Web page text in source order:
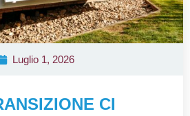
Luglio 1, 2026
CI